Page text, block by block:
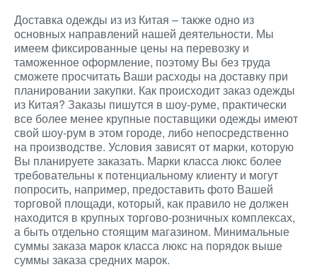
Доставка одежды из из Китая – также одно из
основных направлений нашей деятельности. Мы
имеем фиксированные цены на перевозку и
таможенное оформление, поэтому Вы без труда
сможете просчитать Ваши расходы на доставку при
планировании закупки. Как происходит заказ одежды
из Китая? Заказы пишутся в шоу-руме, практически
все более менее крупные поставщики одежды имеют
свой шоу-рум в этом городе, либо непосредственно
на производстве. Условия зависят от марки, которую
Вы планируете заказать. Марки класса люкс более
требовательны к потенциальному клиенту и могут
попросить, например, предоставить фото Вашей
торговой площади, который, как правило не должен
находится в крупных торгово-розничных комплексах,
а быть отдельно стоящим магазином. Минимальные
суммы заказа марок класса люкс на порядок выше
суммы заказа средних марок.